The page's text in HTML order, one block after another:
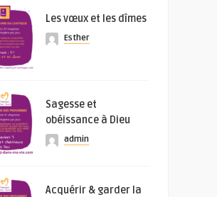
Les vœux et les dîmes
Esther
Sagesse et
obéissance à Dieu
admin
Acquérir & garder la